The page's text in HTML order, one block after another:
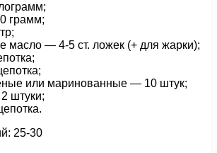
грамм;
масло — 4-5 ст. ложек (+ для жарки);
или маринованные — 10 штук;
штуки;
25-30